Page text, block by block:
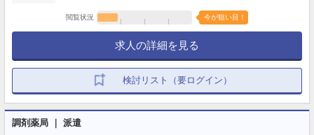
閲覧状況 今が狙い目！
求人の詳細を見る
検討リスト（要ログイン）
調剤薬局 ｜ 派遣